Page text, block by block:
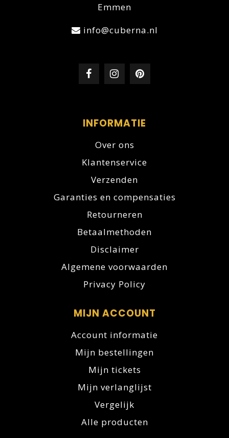
Emmen
info@cuberna.nl
INFORMATIE
Over ons
Klantenservice
Verzenden
Garanties en compensaties
Retourneren
Betaalmethoden
Disclaimer
Algemene voorwaarden
Privacy Policy
MIJN ACCOUNT
Account informatie
Mijn bestellingen
Mijn tickets
Mijn verlanglijst
Vergelijk
Alle producten